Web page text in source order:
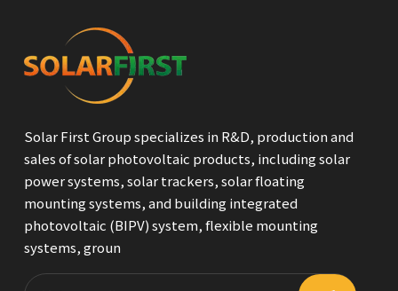
Solar First Group specializes in R&D, production and
sales of solar photovoltaic products, including solar
power systems, solar trackers, solar floating
mounting systems, and building integrated
photovoltaic (BIPV) system, flexible mounting
systems, groun